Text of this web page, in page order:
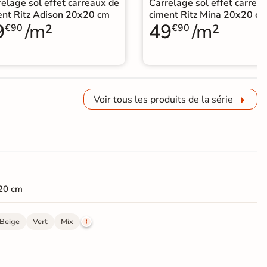
sol effet carreaux de
Ritz Adison 20x20 cm
€90 /m²
Carrelage sol effet
ciment Ritz Mina 20x20 cm
49€90 /m²
Voir tous les produits de la série
cm
Vert Mix